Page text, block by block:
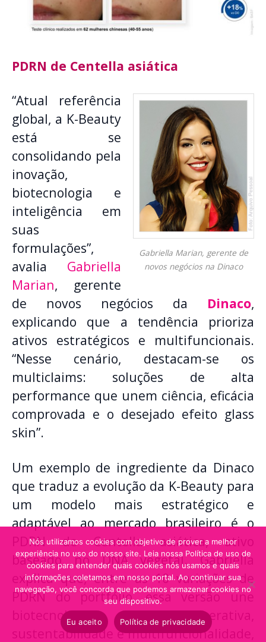
PDRN de Centella asiática
Gabriella Marian, gerente de
novos negócios na Dinaco
“Atual referência
global, a K-Beauty
está se
consolidando pela
inovação,
biotecnologia e
inteligência em
suas
formulações”,
avalia Gabriella
Marian, gerente
de novos negócios da Dinaco,
explicando que a tendência prioriza
ativos estratégicos e multifuncionais.
“Nesse cenário, destacam-se os
multiclaims: soluções de alta
performance que unem ciência, eficácia
comprovada e o desejado efeito glass
skin”.
Um exemplo de ingrediente da Dinaco
que traduz a evolução da K-Beauty para
um modelo mais estratégico e
adaptável ao mercado brasileiro é o
PDRN de Centella asiática, ativo
baseado no DNA vegetal. Gabriella
explica que, entre as 10 variações de
PDRN do portfólio, essa versão une
biotecnologia regenerativa,
sustentabilidade e multifuncionalidade,
Nós utilizamos cookies com objetivo de prover a melhor
experiência no uso do nosso site. Leia nossa Política de uso de
cookies para entender quais cookies nós usamos e quais
informações coletamos em nosso portal. Ao continuar sua
navegação, você concorda que podemos armazenar cookies no
seu dispositivo.
Eu aceito Política de privacidade